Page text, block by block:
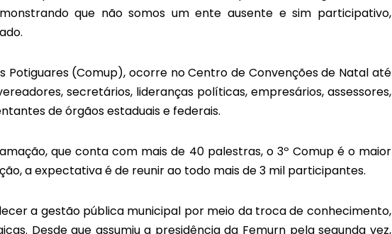
que não somos um ente ausente e sim participativo,
Potiguares (Comup), ocorre no Centro de Convenções de Natal até
secretários, lideranças políticas, empresários, assessores,
de órgãos estaduais e federais.
que conta com mais de 40 palestras, o 3º Comup é o maior
a expectativa é de reunir ao todo mais de 3 mil participantes.
a gestão pública municipal por meio da troca de conhecimento,
Desde que assumiu a presidência da Femurn pela segunda vez,